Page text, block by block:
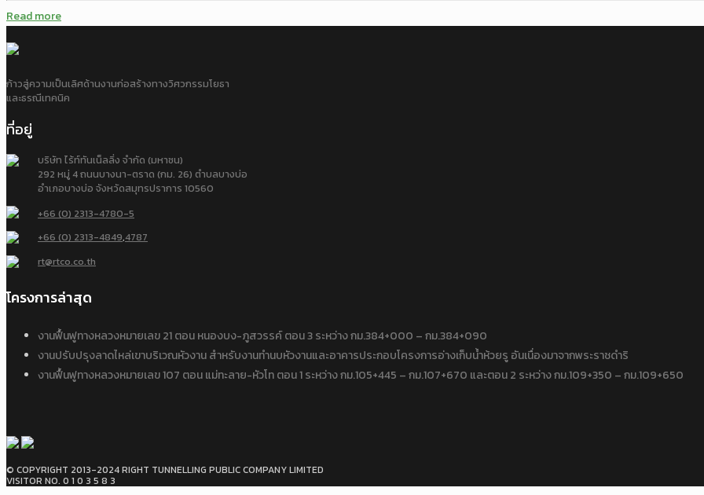
Read more
ก้าวสู่ความเป็นเลิศด้านงานก่อสร้างทางวิศวกรรมโยธา
และธรณีเทคนิค
ที่อยู่
บริษัท ไร้ท์ทันเน็ลลิ่ง จำกัด (มหาชน)
292 หมู่ 4 ถนนบางนา-ตราด (กม. 26) ตำบลบางบ่อ
อำเภอบางบ่อ จังหวัดสมุทรปราการ 10560
+66 (0) 2313-4780-5
+66 (0) 2313-4849,4787
rt@rtco.co.th
โครงการล่าสุด
งานฟื้นฟูทางหลวงหมายเลข 21 ตอน หนองบง-ภูสวรรค์ ตอน 3 ระหว่าง กม.384+000 – กม.384+090
งานปรับปรุงลาดไหล่เขาบริเวณหัวงาน สำหรับงานทำนบหัวงานและอาคารประกอบโครงการอ่างเก็บน้ำห้วยรู อันเนื่องมาจากพระราชดำริ
งานฟื้นฟูทางหลวงหมายเลข 107 ตอน แม่ทะลาย-หัวโท ตอน 1 ระหว่าง กม.105+445 – กม.107+670 และตอน 2 ระหว่าง กม.109+350 – กม.109+650
© COPYRIGHT 2013-2024 RIGHT TUNNELLING PUBLIC COMPANY LIMITED
VISITOR NO. 0 1 0 3 5 8 3